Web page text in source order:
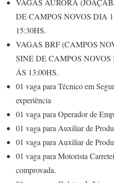
VAGAS AURORA
DE CAMPOS NOVOS DIA
15:30HS.
VAGAS BRF (CAMPOS
SINE DE CAMPOS NOVOS
ÁS 13:00HS.
01 vaga para Técnico em
experiência
01 vaga para Operador de
01 vaga para Auxiliar de
01 vaga para Auxiliar de
01 vaga para Motorista
comprovada.